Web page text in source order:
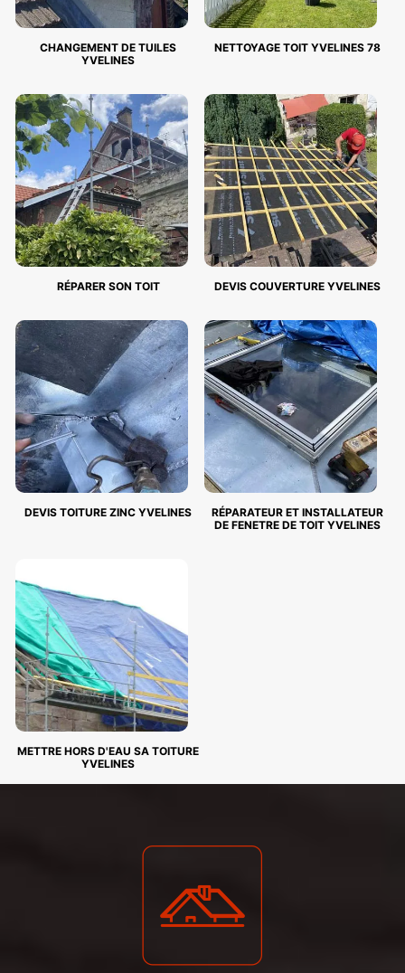
CHANGEMENT DE TUILES
YVELINES
NETTOYAGE TOIT YVELINES 78
RÉPARER SON TOIT DEVIS COUVERTURE YVELINES
DEVIS TOITURE ZINC YVELINES
RÉPARATEUR ET INSTALLATEUR
DE FENETRE DE TOIT YVELINES
METTRE HORS D'EAU SA TOITURE
YVELINES